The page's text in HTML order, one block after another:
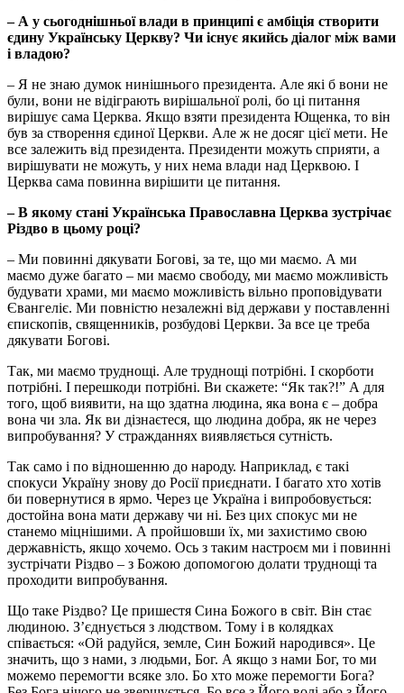
– А у сьогоднішньої влади в принципі є амбіція створити
єдину Українську Церкву? Чи існує якийсь діалог між вами
і владою?
– Я не знаю думок нинішнього президента. Але які б вони не
були, вони не відіграють вирішальної ролі, бо ці питання
вирішує сама Церква. Якщо взяти президента Ющенка, то він
був за створення єдиної Церкви. Але ж не досяг цієї мети. Не
все залежить від президента. Президенти можуть сприяти, а
вирішувати не можуть, у них нема влади над Церквою. І
Церква сама повинна вирішити це питання.
– В якому стані Українська Православна Церква зустрічає
Різдво в цьому році?
– Ми повинні дякувати Богові, за те, що ми маємо. А ми
маємо дуже багато – ми маємо свободу, ми маємо можливість
будувати храми, ми маємо можливість вільно проповідувати
Євангеліє. Ми повністю незалежні від держави у поставленні
єпископів, священників, розбудові Церкви. За все це треба
дякувати Богові.
Так, ми маємо труднощі. Але труднощі потрібні. І скорботи
потрібні. І перешкоди потрібні. Ви скажете: “Як так?!” А для
того, щоб виявити, на що здатна людина, яка вона є – добра
вона чи зла. Як ви дізнаєтеся, що людина добра, як не через
випробування? У стражданнях виявляється сутність.
Так само і по відношенню до народу. Наприклад, є такі
спокуси Україну знову до Росії приєднати. І багато хто хотів
би повернутися в ярмо. Через це Україна і випробовується:
достойна вона мати державу чи ні. Без цих спокус ми не
станемо міцнішими. А пройшовши їх, ми захистимо свою
державність, якщо хочемо. Ось з таким настроєм ми і повинні
зустрічати Різдво – з Божою допомогою долати труднощі та
проходити випробування.
Що таке Різдво? Це пришестя Сина Божого в світ. Він стає
людиною. З’єднується з людством. Тому і в колядках
співається: «Ой радуйся, земле, Син Божий народився». Це
значить, що з нами, з людьми, Бог. А якщо з нами Бог, то ми
можемо перемогти всяке зло. Бо хто може перемогти Бога?